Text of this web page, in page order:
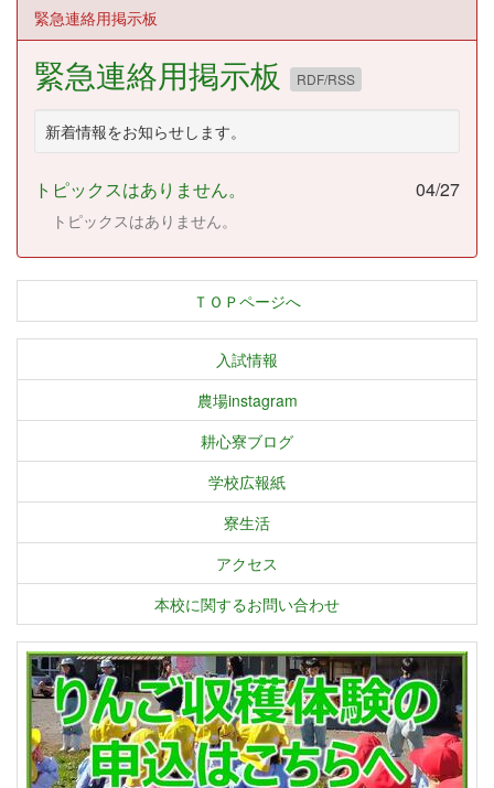
緊急連絡用掲示板
緊急連絡用掲示板 RDF/RSS
新着情報をお知らせします。
トピックスはありません。 04/27
トピックスはありません。
ＴＯＰページへ
入試情報
農場instagram
耕心寮ブログ
学校広報紙
寮生活
アクセス
本校に関するお問い合わせ